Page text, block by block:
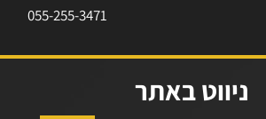
055-255-3471
ניווט באתר